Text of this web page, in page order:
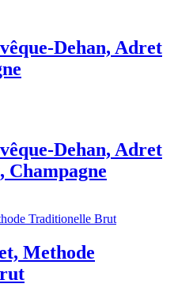
Dehan, Adret
Dehan, Adret
Methode